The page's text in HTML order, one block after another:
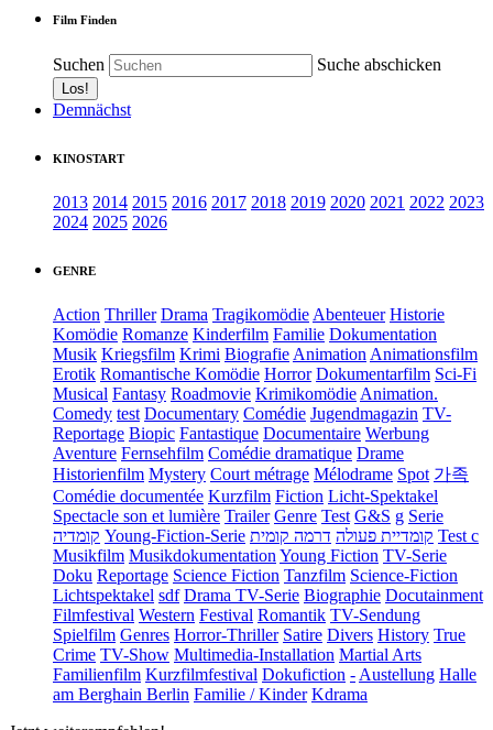
Film Finden
Suchen Suche abschicken
Demnächst
KINOSTART
2013 2014 2015 2016 2017 2018 2019 2020 2021 2022 2023
2024 2025 2026
GENRE
Action Thriller Drama Tragikomödie Abenteuer Historie
Komödie Romanze Kinderfilm Familie Dokumentation
Musik Kriegsfilm Krimi Biografie Animation Animationsfilm
Erotik Romantische Komödie Horror Dokumentarfilm Sci-Fi
Musical Fantasy Roadmovie Krimikomödie Animation.
Comedy test Documentary Comédie Jugendmagazin TV-
Reportage Biopic Fantastique Documentaire Werbung
Aventure Fernsehfilm Comédie dramatique Drame
Historienfilm Mystery Court métrage Mélodrame Spot 가족
Comédie documentée Kurzfilm Fiction Licht-Spektakel
Spectacle son et lumière Trailer Genre Test G&S g Serie
קומדיה Young-Fiction-Serie קומדיית פעולה דרמה קומית
Test c
Musikfilm Musikdokumentation Young Fiction TV-Serie
Doku Reportage Science Fiction Tanzfilm Science-Fiction
Lichtspektakel sdf Drama TV-Serie Biographie Docutainment
Filmfestival Western Festival Romantik TV-Sendung
Spielfilm Genres Horror-Thriller Satire Divers History True
Crime TV-Show Multimedia-Installation Martial Arts
Familienfilm Kurzfilmfestival Dokufiction - Austellung Halle
am Berghain Berlin Familie / Kinder Kdrama